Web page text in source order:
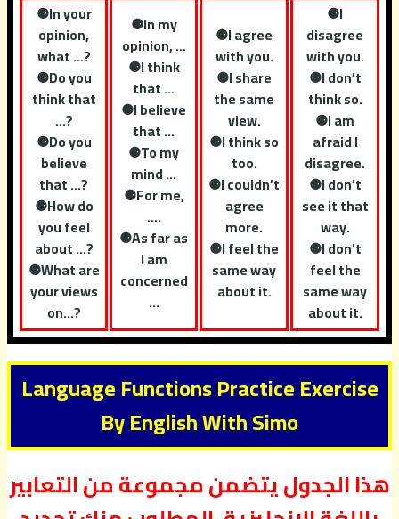
⚈In your
opinion,
what …?
⚈Do you
think that
…?
⚈Do you
believe
that …?
⚈How do
you feel
about …?
⚈What are
your views
on…?
⚈In my
opinion, …
⚈I think
that …
⚈I believe
that …
⚈To my
mind …
⚈For me,
….
⚈As far as
I am
concerned
...
⚈I agree
with you.
⚈I share
the same
view.
⚈I think so
too.
⚈I couldn’t
agree
more.
⚈I feel the
same way
about it.
⚈I
disagree
with you.
⚈I don’t
think so.
⚈I am
afraid I
disagree.
⚈I don’t
see it that
way.
⚈I don’t
feel the
same way
about it.
Language Functions Practice Exercise
By English With Simo
هذا الجدول يتضمن مجموعة من التعابير